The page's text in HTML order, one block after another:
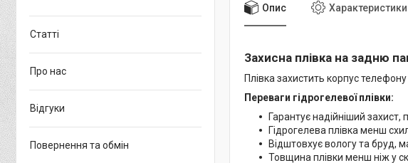
Опис Характеристики
Захисна плівка на задню
Плівка захистить корпус
Переваги гідрогелевої плівки:
Гарантує надійніший
Гідрогелева плівка менш
Відштовхує вологу та бруд,
Товщина плівки менш ніж у
Статті
Про нас
Відгуки
Повернення та обмін